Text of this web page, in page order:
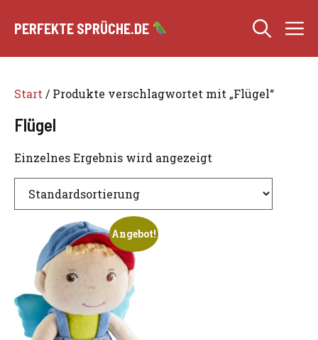
Inhalt
PERFEKTE SPRÜCHE.DE
Start / Produkte verschlagwortet mit „Flügel“
Flügel
Einzelnes Ergebnis wird angezeigt
Angebot!